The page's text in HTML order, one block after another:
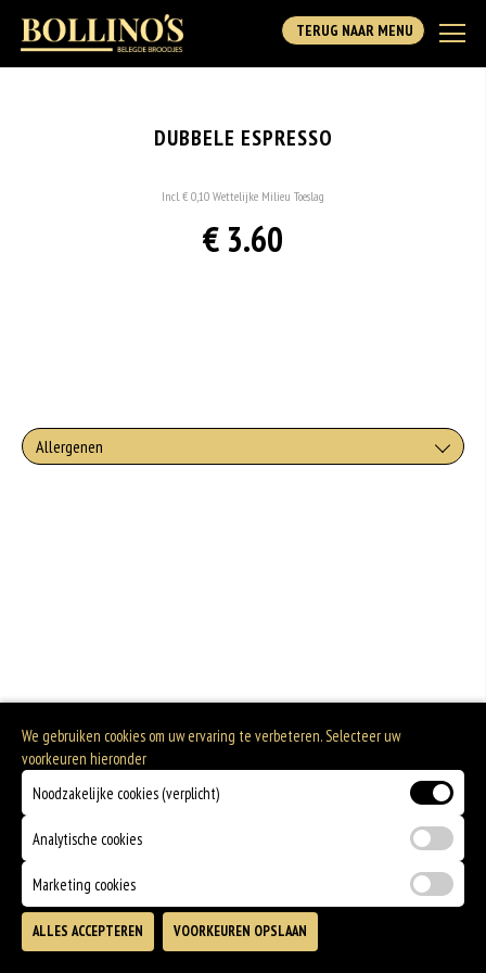
TERUG NAAR MENU
DUBBELE ESPRESSO
Incl. € 0,10 Wettelijke Milieu Toeslag
€ 3.60
Allergenen
We gebruiken cookies om uw ervaring te verbeteren. Selecteer uw
voorkeuren hieronder
Noodzakelijke cookies (verplicht)
Analytische cookies
Marketing cookies
ALLES ACCEPTEREN VOORKEUREN OPSLAAN